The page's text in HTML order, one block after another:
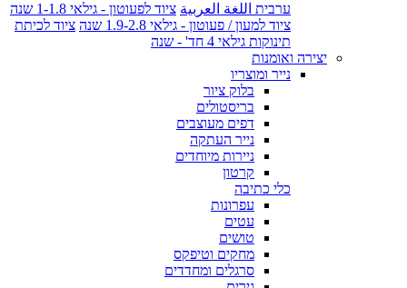
ערבית اللغة العربية ציוד לפעוטון - גילאי 1-1.8 שנה
ציוד למעון / פעוטון - גילאי 1.9-2.8 שנה
ציוד לכיתת
תינוקות גילאי 4 חד' - שנה
יצירה ואומנות
נייר ומוצריו
בלוק ציור
בריסטולים
דפים מעוצבים
נייר העתקה
ניירות מיוחדים
קרטון
כלי כתיבה
עפרונות
עטים
טושים
מחקים וטיפקס
סרגלים ומחדדים